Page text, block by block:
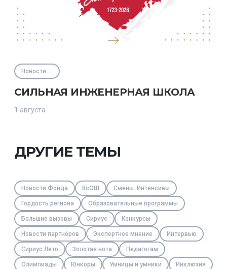
Новости Фонда
СИЛЬНАЯ ИНЖЕНЕРНАЯ ШКОЛА
1 августа
ДРУГИЕ ТЕМЫ
Новости Фонда ВсОШ Смены. Интенсивы
Гордость региона Образовательные программы
Большие вызовы Сириус Конкурсы
Новости партнёров Экспертное мнение Интервью
Сириус.Лето Золотая нота Педагогам
Олимпиады Юнкоры Умницы и умники Инклюзия